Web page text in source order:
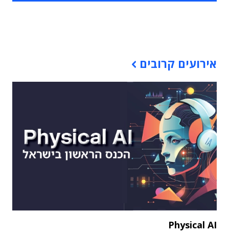
אירועים קרובים
Physical AI